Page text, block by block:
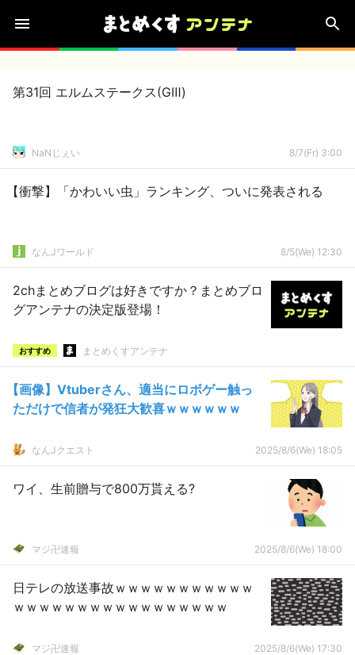
第31回 エルムステークス(GⅢ)
NaNじぇい 8/7(Fr) 3:00
【衝撃】「かわいい虫」ランキング、ついに発表される
なんJワールド 8/5(We) 12:30
2chまとめブログは好きですか？まとめブロ
グアンテナの決定版登場！
おすすめ まとめくすアンテナ
【画像】Vtuberさん、適当にロボゲー触っ
ただけで信者が発狂大歓喜ｗｗｗｗｗｗ
なんJクエスト 2025/8/6(We) 18:05
ワイ、生前贈与で800万貰える?
マジ卍速報 2025/8/6(We) 18:00
日テレの放送事故ｗｗｗｗｗｗｗｗｗｗｗ
ｗｗｗｗｗｗｗｗｗｗｗｗｗｗｗｗｗ
マジ卍速報 2025/8/6(We) 17:30